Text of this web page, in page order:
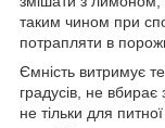
таким чином при
потрапляти в
Ємність витримує
градусів, не
не тільки для